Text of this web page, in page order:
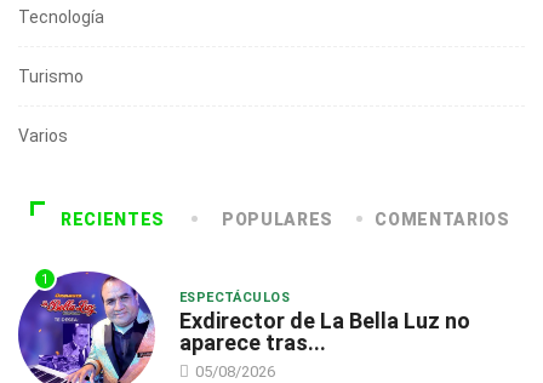
Tecnología
Turismo
Varios
RECIENTES POPULARES COMENTARIOS
1
ESPECTÁCULOS
Exdirector de La Bella Luz no
aparece tras...
05/08/2026